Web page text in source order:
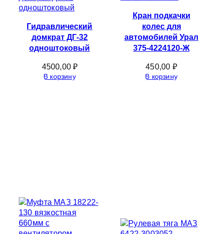
Гидравлический
домкрат ДГ-32
одноштоковый
4500,00₽
В корзину
Кран подкачки
колес для
автомобилей Урал
375-4224120-Ж
450,00 ₽
В корзину